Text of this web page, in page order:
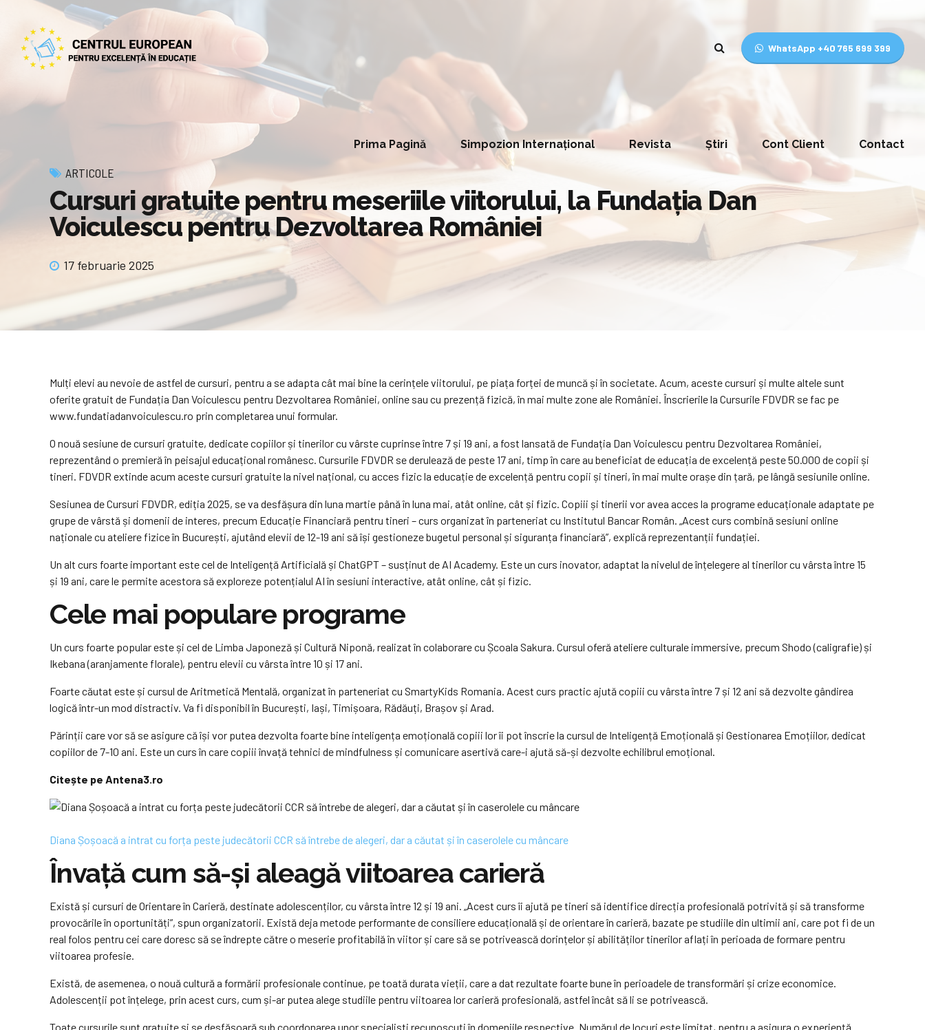
WhatsApp +40 765 699 399
Prima Pagină Simpozion Internațional Revista Știri Cont Client Contact
ARTICOLE
Cursuri gratuite pentru meseriile viitorului, la Fundația Dan
Voiculescu pentru Dezvoltarea României
17 februarie 2025
Mulți elevi au nevoie de astfel de cursuri, pentru a se adapta cât mai bine la cerințele viitorului, pe piața forței de muncă și în societate. Acum, aceste cursuri și multe altele sunt
oferite gratuit de Fundația Dan Voiculescu pentru Dezvoltarea României, online sau cu prezență fizică, în mai multe zone ale României. Înscrierile la Cursurile FDVDR se fac pe
www.fundatiadanvoiculescu.ro prin completarea unui formular.
O nouă sesiune de cursuri gratuite, dedicate copiilor și tinerilor cu vârste cuprinse între 7 și 19 ani, a fost lansată de Fundația Dan Voiculescu pentru Dezvoltarea României,
reprezentând o premieră în peisajul educațional românesc. Cursurile FDVDR se derulează de peste 17 ani, timp în care au beneficiat de educația de excelență peste 50.000 de copii și
tineri. FDVDR extinde acum aceste cursuri gratuite la nivel național, cu acces fizic la educație de excelență pentru copii și tineri, în mai multe orașe din țară, pe lângă sesiunile online.
Sesiunea de Cursuri FDVDR, ediția 2025, se va desfășura din luna martie până în luna mai, atât online, cât și fizic. Copiii și tinerii vor avea acces la programe educaționale adaptate pe
grupe de vârstă și domenii de interes, precum Educație Financiară pentru tineri – curs organizat în parteneriat cu Institutul Bancar Român. „Acest curs combină sesiuni online
naționale cu ateliere fizice în București, ajutând elevii de 12-19 ani să își gestioneze bugetul personal și siguranța financiară”, explică reprezentanții fundației.
Un alt curs foarte important este cel de Inteligență Artificială și ChatGPT – susținut de AI Academy. Este un curs inovator, adaptat la nivelul de înțelegere al tinerilor cu vârsta între 15
și 19 ani, care le permite acestora să exploreze potențialul AI în sesiuni interactive, atât online, cât și fizic.
Cele mai populare programe
Un curs foarte popular este și cel de Limba Japoneză și Cultură Niponă, realizat în colaborare cu Școala Sakura. Cursul oferă ateliere culturale immersive, precum Shodo (caligrafie) și
Ikebana (aranjamente florale), pentru elevii cu vârsta între 10 și 17 ani.
Foarte căutat este și cursul de Aritmetică Mentală, organizat în parteneriat cu SmartyKids Romania. Acest curs practic ajută copiii cu vârsta între 7 și 12 ani să dezvolte gândirea
logică într-un mod distractiv. Va fi disponibil în București, Iași, Timișoara, Rădăuți, Brașov și Arad.
Părinții care vor să se asigure că își vor putea dezvolta foarte bine inteligența emoțională copiii lor îi pot înscrie la cursul de Inteligență Emoțională și Gestionarea Emoțiilor, dedicat
copiilor de 7-10 ani. Este un curs în care copiii învață tehnici de mindfulness și comunicare asertivă care-i ajută să-și dezvolte echilibrul emoțional.
Citește pe Antena3.ro
Diana Șoșoacă a intrat cu forța peste judecătorii CCR să întrebe de alegeri, dar a căutat și în caserolele cu mâncare
Învață cum să-și aleagă viitoarea carieră
Există și cursuri de Orientare în Carieră, destinate adolescenților, cu vârsta între 12 și 19 ani. „Acest curs îi ajută pe tineri să identifice direcția profesională potrivită și să transforme
provocările în oportunități”, spun organizatorii. Există deja metode performante de consiliere educațională și de orientare în carieră, bazate pe studiile din ultimii ani, care pot fi de un
real folos pentru cei care doresc să se îndrepte către o meserie profitabilă în viitor și care să se potrivească dorințelor și abilităților tinerilor aflați în perioada de formare pentru
viitoarea profesie.
Există, de asemenea, o nouă cultură a formării profesionale continue, pe toată durata vieții, care a dat rezultate foarte bune în perioadele de transformări și crize economice.
Adolescenții pot înțelege, prin acest curs, cum și-ar putea alege studiile pentru viitoarea lor carieră profesională, astfel încât să li se potrivească.
Toate cursurile sunt gratuite și se desfășoară sub coordonarea unor specialiști recunoscuți în domeniile respective. Numărul de locuri este limitat, pentru a asigura o experiență